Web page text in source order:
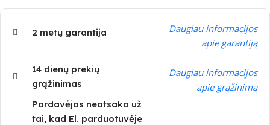
2 metų garantija
Daugiau informacijos
apie garantiją
14 dienų prekių
grąžinimas
Daugiau informacijos
apie grąžinimą
Pardavėjas neatsako už
tai, kad El. parduotuvėje